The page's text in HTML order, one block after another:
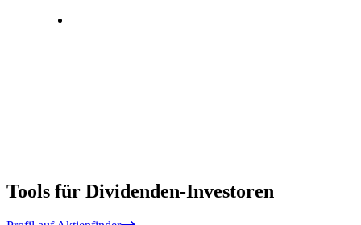
Tools für Dividenden-Investoren